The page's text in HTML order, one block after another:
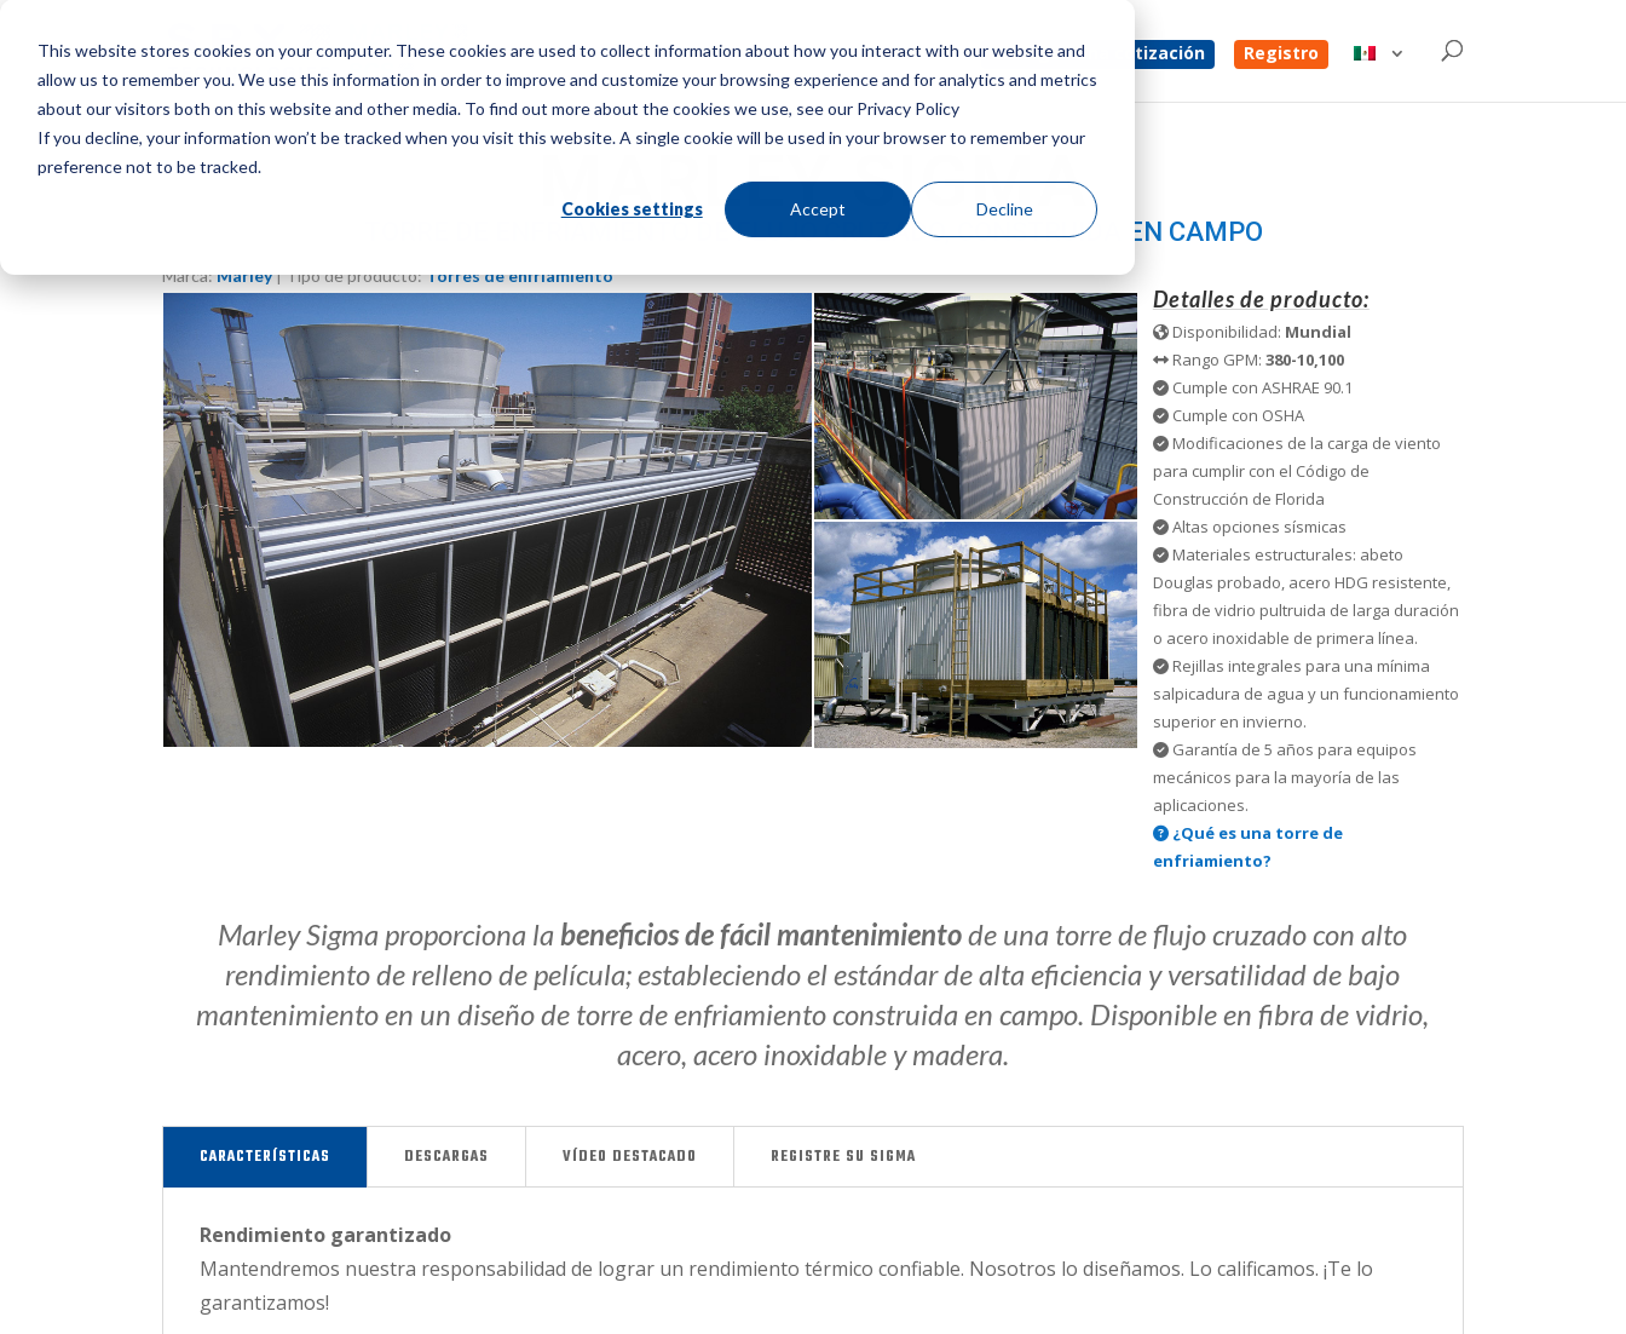
This website stores cookies on your computer. These cookies are used to collect information about how you interact with our website and
allow us to remember you. We use this information in order to improve and customize your browsing experience and for analytics and metrics
about our visitors both on this website and other media. To find out more about the cookies we use, see our Privacy Policy
If you decline, your information won’t be tracked when you visit this website. A single cookie will be used in your browser to remember your
preference not to be tracked.
Cookies settings Accept Decline
Menú Consigue una cotización Registro
MARLEY SIGMA
TORRE DE ENFRIAMIENTO DE FLUJO CRUZADO, CONSTRUIDA EN CAMPO
Marca:Marley| Tipo de producto:Torres de enfriamiento
Detalles de producto:
Disponibilidad: Mundial
Rango GPM: 380-10,100
Cumple con ASHRAE 90.1
Cumple con OSHA
Modificaciones de la carga de viento
para cumplir con el Código de
Construcción de Florida
Altas opciones sísmicas
Materiales estructurales: abeto
Douglas probado, acero HDG resistente,
fibra de vidrio pultruida de larga duración
o acero inoxidable de primera línea.
Rejillas integrales para una mínima
salpicadura de agua y un funcionamiento
superior en invierno.
Garantía de 5 años para equipos
mecánicos para la mayoría de las
aplicaciones.
¿Qué es una torre de
enfriamiento?
Marley Sigma proporciona la beneficios de fácil mantenimientode una torre de flujo cruzado con alto
rendimiento de relleno de película; estableciendo el estándar de alta eficiencia y versatilidad de bajo
mantenimiento en un diseño de torre de enfriamiento construida en campo. Disponible en fibra de vidrio,
acero, acero inoxidable y madera.
CARACTERÍSTICAS DESCARGAS VÍDEO DESTACADO REGISTRE SU SIGMA
Rendimiento garantizado
Mantendremos nuestra responsabilidad de lograr un rendimiento térmico confiable. Nosotros lo diseñamos. Lo calificamos. ¡Te lo
garantizamos!